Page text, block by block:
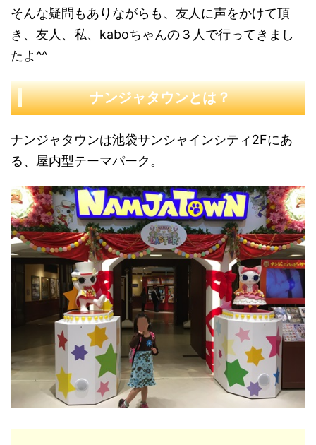
そんな疑問もありながらも、友人に声をかけて頂
き、友人、私、kaboちゃんの３人で行ってきまし
たよ^^
ナンジャタウンとは？
ナンジャタウンは池袋サンシャインシティ2Fにあ
る、屋内型テーマパーク。